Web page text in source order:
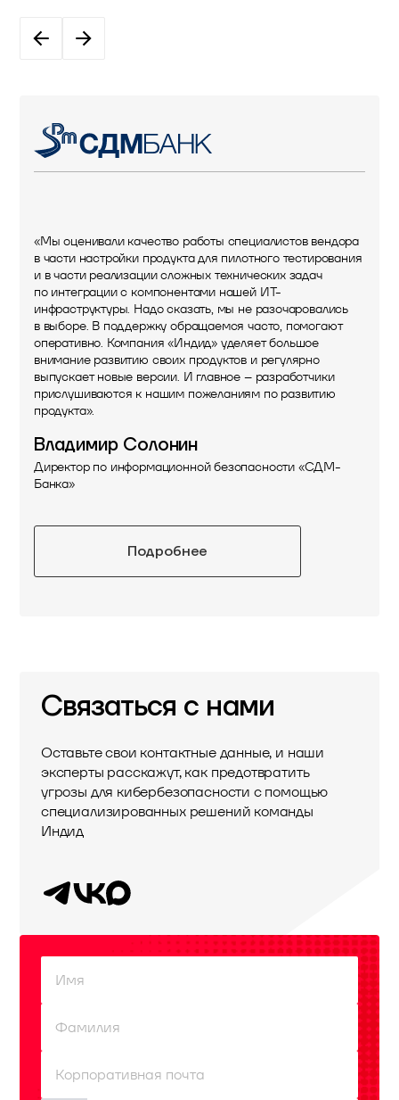
«Мы оценивали качество работы специалистов вендора
в части настройки продукта для пилотного тестирования
и в части реализации сложных технических задач
по интеграции с компонентами нашей ИТ-
инфраструктуры. Надо сказать, мы не разочаровались
в выборе. В поддержку обращаемся часто, помогают
оперативно. Компания «Индид» уделяет большое
внимание развитию своих продуктов и регулярно
выпускает новые версии. И главное – разработчики
прислушиваются к нашим пожеланиям по развитию
продукта».
Владимир Солонин
Директор по информационной безопасности «СДМ-
Банка»
Подробнее
Связаться с нами
Оставьте свои контактные данные, и наши
эксперты расскажут, как предотвратить
угрозы для кибербезопасности с помощью
специализированных решений команды
Индид